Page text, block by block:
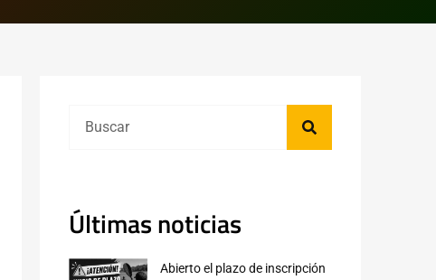
Últimas noticias
Abierto el plazo de inscripción